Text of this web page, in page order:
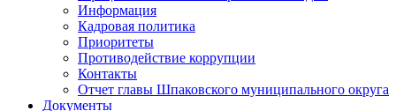
Информация
Кадровая политика
Приоритеты
Противодействие коррупции
Контакты
Отчет главы Шпаковского муниципального округа
Документы